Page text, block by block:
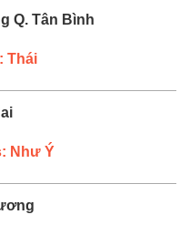
Q. Tân Bình
Thái
Như Ý